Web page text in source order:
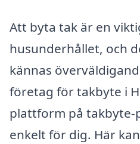
Att byta tak är en
husunderhållet, och
kännas
företag för takbyte i
plattform på takbyte-
enkelt för dig. Här